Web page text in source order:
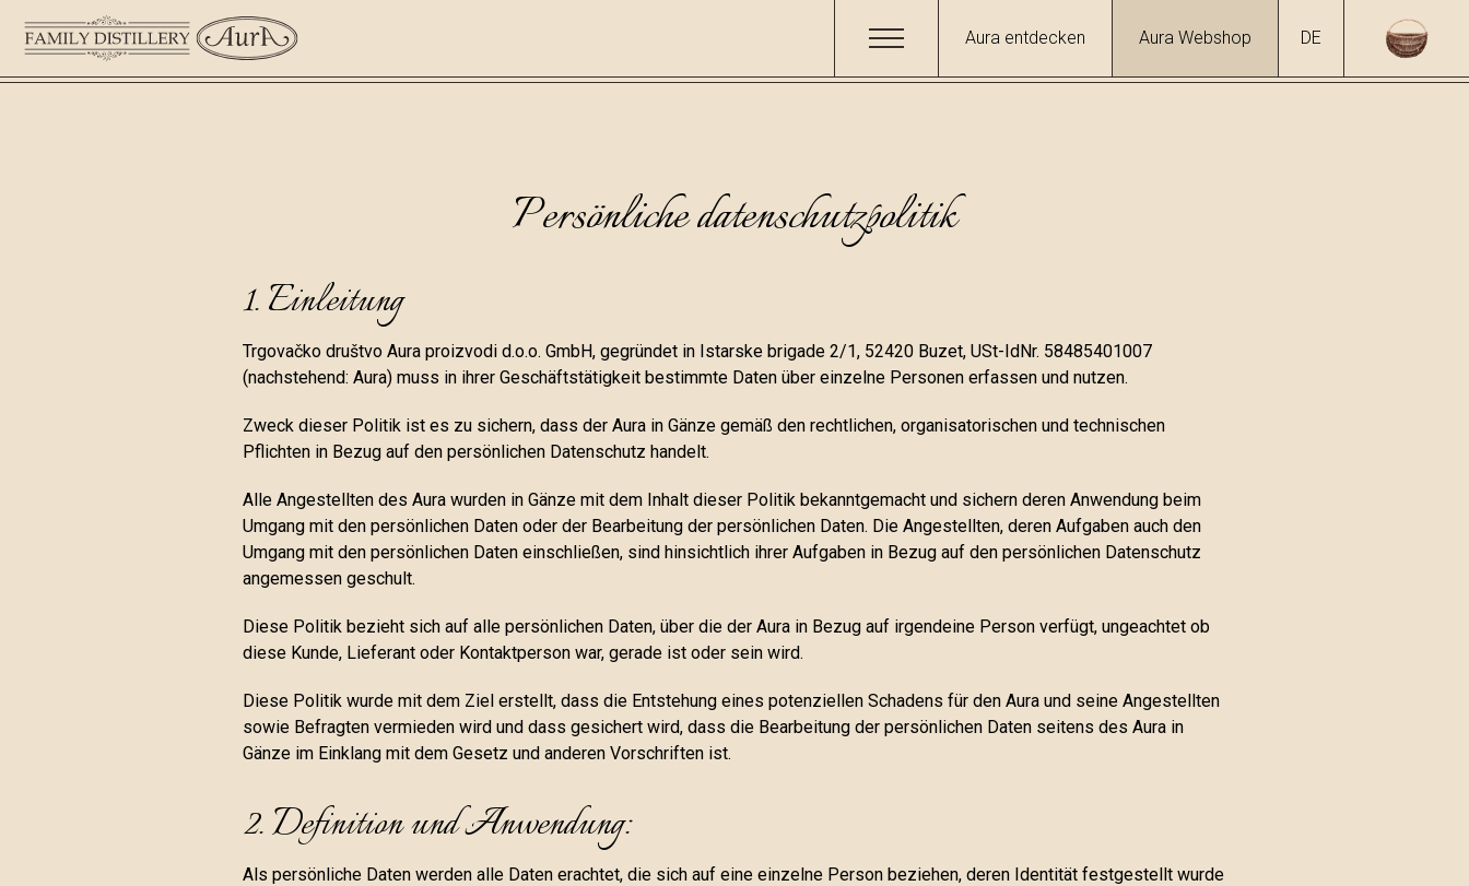
Aura entdecken Aura Webshop DE
Persönliche datenschutzpolitik
1. Einleitung
Trgovačko društvo Aura proizvodi d.o.o. GmbH, gegründet in Istarske brigade 2/1, 52420 Buzet, USt-IdNr. 58485401007
(nachstehend: Aura) muss in ihrer Geschäftstätigkeit bestimmte Daten über einzelne Personen erfassen und nutzen.
Zweck dieser Politik ist es zu sichern, dass der Aura in Gänze gemäß den rechtlichen, organisatorischen und technischen
Pflichten in Bezug auf den persönlichen Datenschutz handelt.
Alle Angestellten des Aura wurden in Gänze mit dem Inhalt dieser Politik bekanntgemacht und sichern deren Anwendung beim
Umgang mit den persönlichen Daten oder der Bearbeitung der persönlichen Daten. Die Angestellten, deren Aufgaben auch den
Umgang mit den persönlichen Daten einschließen, sind hinsichtlich ihrer Aufgaben in Bezug auf den persönlichen Datenschutz
angemessen geschult.
Diese Politik bezieht sich auf alle persönlichen Daten, über die der Aura in Bezug auf irgendeine Person verfügt, ungeachtet ob
diese Kunde, Lieferant oder Kontaktperson war, gerade ist oder sein wird.
Diese Politik wurde mit dem Ziel erstellt, dass die Entstehung eines potenziellen Schadens für den Aura und seine Angestellten
sowie Befragten vermieden wird und dass gesichert wird, dass die Bearbeitung der persönlichen Daten seitens des Aura in
Gänze im Einklang mit dem Gesetz und anderen Vorschriften ist.
2. Definition und Anwendung:
Als persönliche Daten werden alle Daten erachtet, die sich auf eine einzelne Person beziehen, deren Identität festgestellt wurde